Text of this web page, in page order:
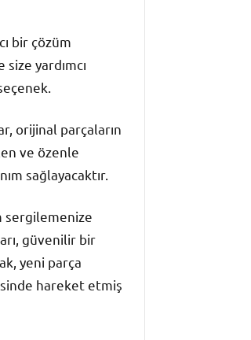
bir çözüm
yardımcı
orijinal parçaların
ve özenle
sağlayacaktır.
sergilemenize
güvenilir bir
yeni parça
hareket etmiş